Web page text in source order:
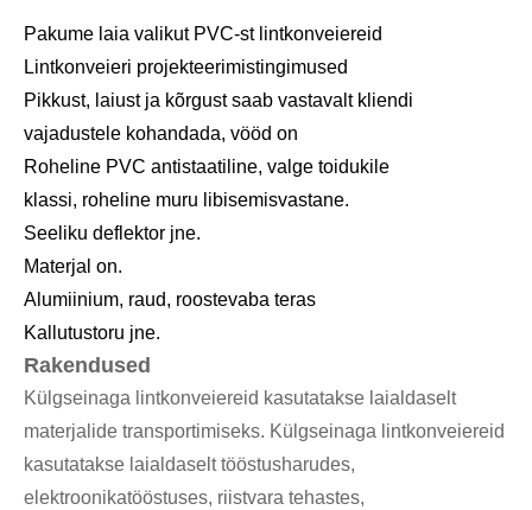
Pakume laia valikut PVC-st lintkonveiereid
Lintkonveieri projekteerimistingimused
Pikkust, laiust ja kõrgust saab vastavalt kliendi
vajadustele kohandada, vööd on
Roheline PVC antistaatiline, valge toidukile
klassi, roheline muru libisemisvastane.
Seeliku deflektor jne.
Materjal on.
Alumiinium, raud, roostevaba teras
Kallutustoru jne.
Rakendused
Külgseinaga lintkonveiereid kasutatakse laialdaselt
materjalide transportimiseks. Külgseinaga lintkonveiereid
kasutatakse laialdaselt tööstusharudes,
elektroonikatööstuses, riistvara tehastes,